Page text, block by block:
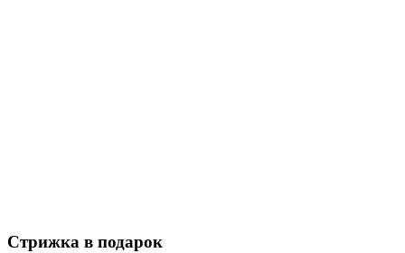
Стрижка в подарок